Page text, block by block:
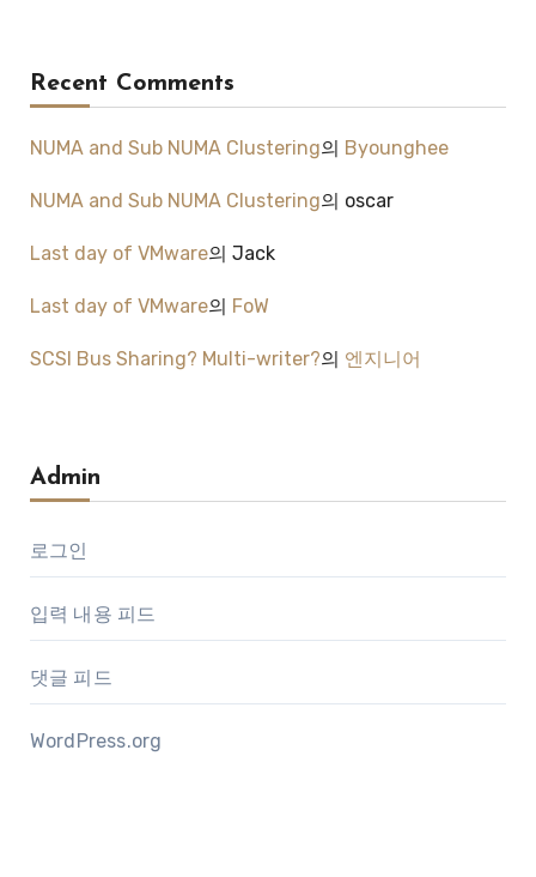
Recent Comments
NUMA and Sub NUMA Clustering의 Byounghee
NUMA and Sub NUMA Clustering의 oscar
Last day of VMware의 Jack
Last day of VMware의 FoW
SCSI Bus Sharing? Multi-writer?의 엔지니어
Admin
로그인
입력 내용 피드
댓글 피드
WordPress.org